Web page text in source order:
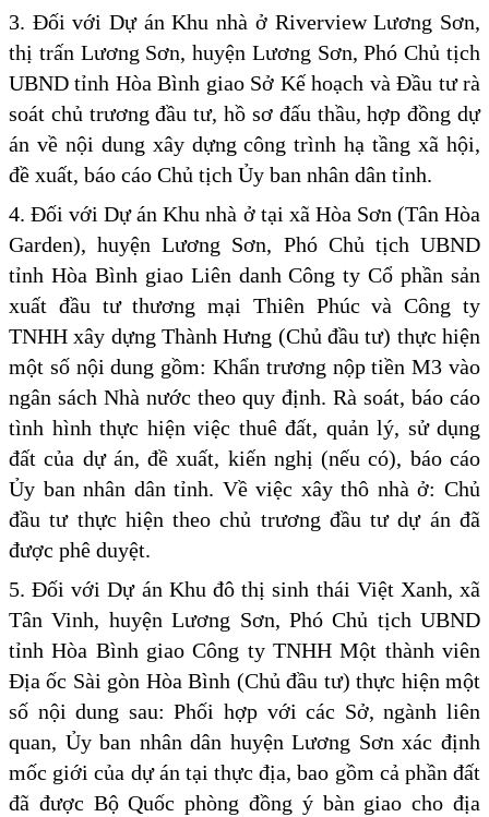
3. Đối với Dự án Khu nhà ở Riverview Lương Sơn,
thị trấn Lương Sơn, huyện Lương Sơn, Phó Chủ tịch
UBND tỉnh Hòa Bình giao Sở Kế hoạch và Đầu tư rà
soát chủ trương đầu tư, hồ sơ đấu thầu, hợp đồng dự
án về nội dung xây dựng công trình hạ tầng xã hội,
đề xuất, báo cáo Chủ tịch Ủy ban nhân dân tỉnh.
4. Đối với Dự án Khu nhà ở tại xã Hòa Sơn (Tân Hòa
Garden), huyện Lương Sơn, Phó Chủ tịch UBND
tỉnh Hòa Bình giao Liên danh Công ty Cổ phần sản
xuất đầu tư thương mại Thiên Phúc và Công ty
TNHH xây dựng Thành Hưng (Chủ đầu tư) thực hiện
một số nội dung gồm: Khẩn trương nộp tiền M3 vào
ngân sách Nhà nước theo quy định. Rà soát, báo cáo
tình hình thực hiện việc thuê đất, quản lý, sử dụng
đất của dự án, đề xuất, kiến nghị (nếu có), báo cáo
Ủy ban nhân dân tỉnh. Về việc xây thô nhà ở: Chủ
đầu tư thực hiện theo chủ trương đầu tư dự án đã
được phê duyệt.
5. Đối với Dự án Khu đô thị sinh thái Việt Xanh, xã
Tân Vinh, huyện Lương Sơn, Phó Chủ tịch UBND
tỉnh Hòa Bình giao Công ty TNHH Một thành viên
Địa ốc Sài gòn Hòa Bình (Chủ đầu tư) thực hiện một
số nội dung sau: Phối hợp với các Sở, ngành liên
quan, Ủy ban nhân dân huyện Lương Sơn xác định
mốc giới của dự án tại thực địa, bao gồm cả phần đất
đã được Bộ Quốc phòng đồng ý bàn giao cho địa